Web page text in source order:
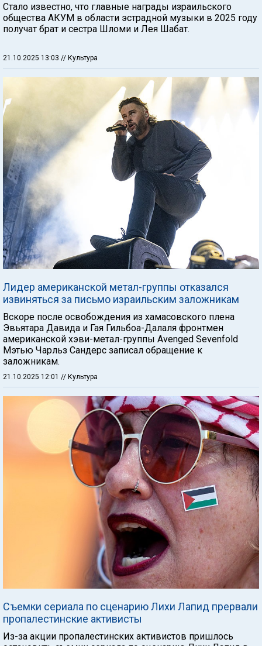
Стало известно, что главные награды израильского
общества АКУМ в области эстрадной музыки в 2025 году
получат брат и сестра Шломи и Лея Шабат.
21.10.2025 13:03 // Культура
Лидер американской метал-группы отказался
извиняться за письмо израильским заложникам
Вскоре после освобождения из хамасовского плена
Эвьятара Давида и Гая Гильбоа-Далаля фронтмен
американской хэви-метал-группы Avenged Sevenfold
Мэтью Чарльз Сандерс записал обращение к
заложникам.
21.10.2025 12:01 // Культура
Съемки сериала по сценарию Лихи Лапид прервали
пропалестинские активисты
Из-за акции пропалестинских активистов пришлось